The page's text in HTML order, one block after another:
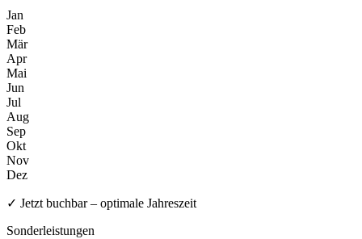
Jan
Feb
Mär
Apr
Mai
Jun
Jul
Aug
Sep
Okt
Nov
Dez
✓ Jetzt buchbar – optimale Jahreszeit
Sonderleistungen